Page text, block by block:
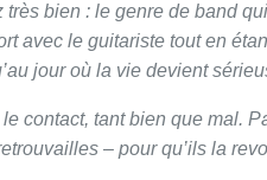
bien : le genre de band
avec le guitariste tout en
jour où la vie devient
contact, tant bien que mal.
– pour qu’ils la